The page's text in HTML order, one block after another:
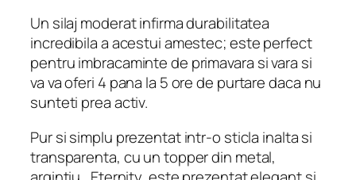
Un silaj moderat infirma durabilitatea
incredibila a acestui amestec; este perfect
pentru imbracaminte de primavara si vara si
va va oferi 4 pana la 5 ore de purtare daca nu
sunteti prea activ.
Pur si simplu prezentat intr-o sticla inalta si
transparenta, cu un topper din metal,